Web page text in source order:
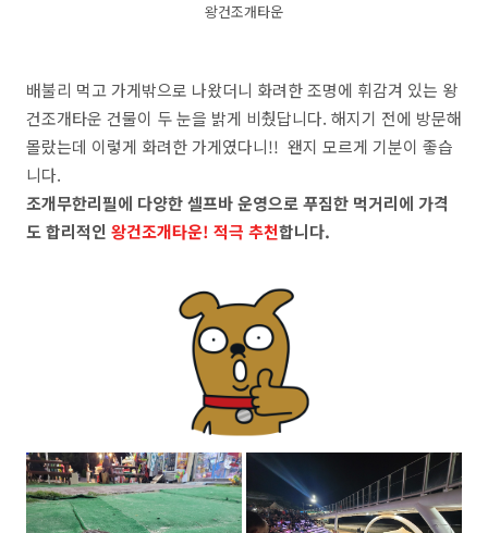
왕건조개타운
배불리 먹고 가게밖으로 나왔더니 화려한 조명에 휘감겨 있는 왕
건조개타운 건물이 두 눈을 밝게 비췄답니다. 해지기 전에 방문해
몰랐는데 이렇게 화려한 가게였다니!! 왠지 모르게 기분이 좋습
니다.
조개무한리필에 다양한 셀프바 운영으로 푸짐한 먹거리에 가격
도 합리적인 왕건조개타운! 적극 추천합니다.